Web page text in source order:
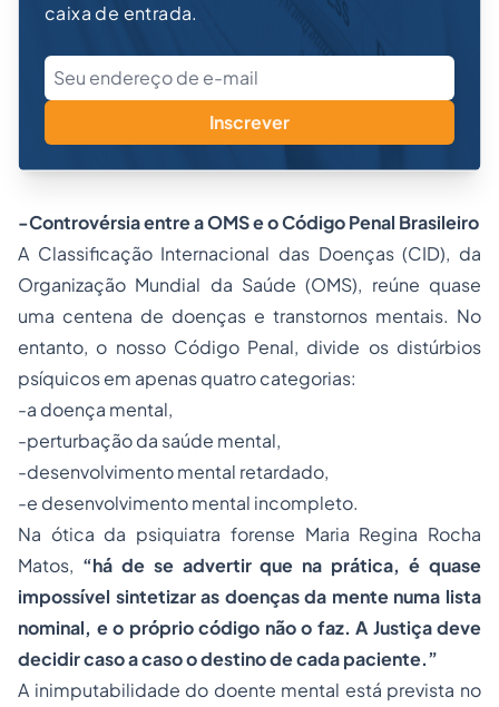
caixa de entrada.
Inscrever
-Controvérsia entre a OMS e o Código Penal Brasileiro
A Classificação Internacional das Doenças (CID), da
Organização Mundial da Saúde (OMS), reúne quase
uma centena de doenças e transtornos mentais. No
entanto, o nosso Código Penal, divide os distúrbios
psíquicos em apenas quatro categorias:
-a doença mental,
-perturbação da saúde mental,
-desenvolvimento mental retardado,
-e desenvolvimento mental incompleto.
Na ótica da psiquiatra forense Maria Regina Rocha
Matos, “há de se advertir que na prática, é quase
impossível sintetizar as doenças da mente numa lista
nominal, e o próprio código não o faz. A Justiça deve
decidir caso a caso o destino de cada paciente.”
A inimputabilidade do doente mental está prevista no